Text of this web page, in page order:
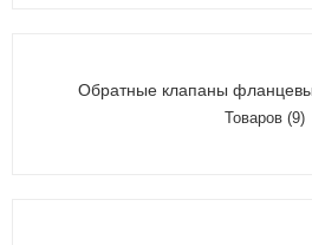
Обратные клапаны
Товаров (9)